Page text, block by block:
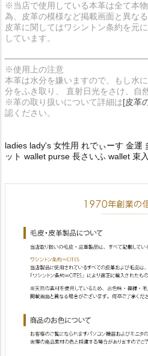
※当店で使用している本革は全て本
為、皮革の模様など掲載画面と異な
皮革に関してはワシントン条約を元
しています。
※使用上の注意
本革は水分を嫌いますので、もし水
分をふき取り、 直射日光をさけ、自
※革の取り扱いについて詳細は[皮革
認ください。
ladies lady's 女性用 れでぃーす 金運
ット wallet purse 長さいふ wallet 束